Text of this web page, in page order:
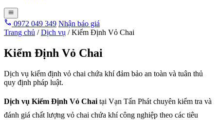
0972 049 349 Nhận báo giá
Trang chủ / Dịch vụ / Kiểm Định Vỏ Chai
Kiểm Định Vỏ Chai
Dịch vụ kiểm định vỏ chai chứa khí đảm bảo an toàn và tuân thủ
quy định pháp luật.
Dịch vụ Kiểm Định Vỏ Chai tại Vạn Tấn Phát chuyên kiểm tra và
đánh giá chất lượng vỏ chai chứa khí công nghiệp theo các tiêu